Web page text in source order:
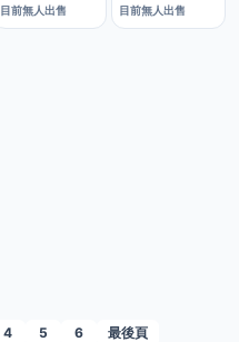
目前無人出售 目前無人出售
4 5 6 最後頁